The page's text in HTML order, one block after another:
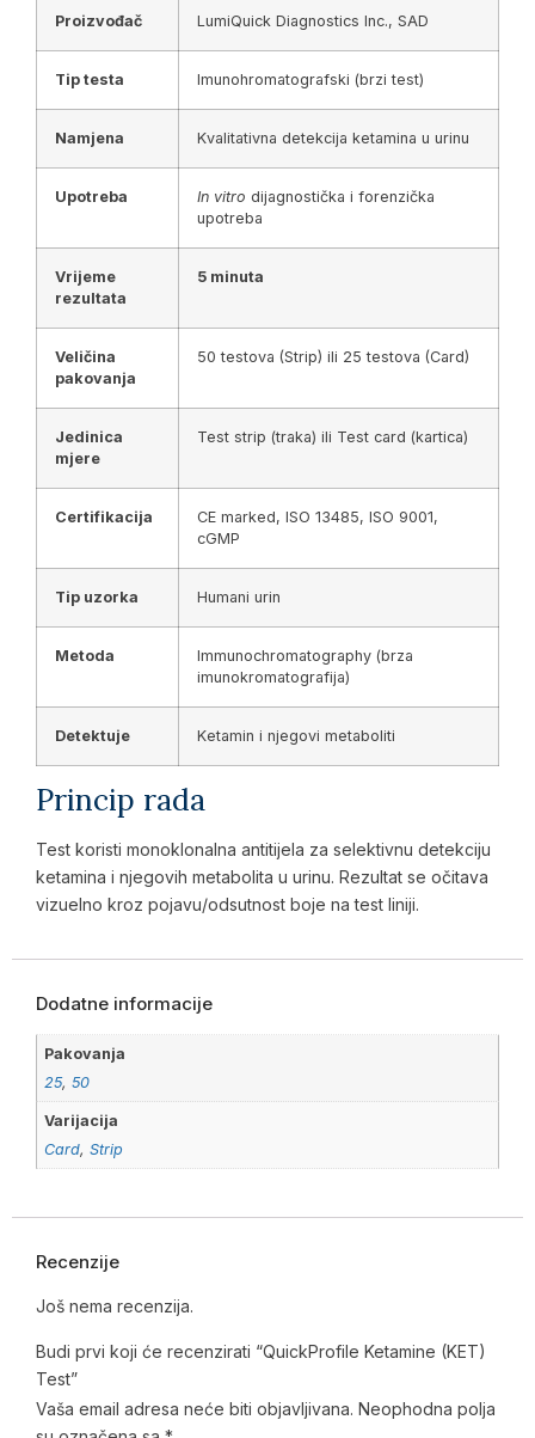
Proizvođač LumiQuick Diagnostics Inc., SAD
Tip testa Imunohromatografski (brzi test)
Namjena Kvalitativna detekcija ketamina u urinu
Upotreba In vitro dijagnostička i forenzička
upotreba
Vrijeme
rezultata
5 minuta
Veličina
pakovanja
50 testova (Strip) ili 25 testova (Card)
Jedinica
mjere
Test strip (traka) ili Test card (kartica)
Certifikacija
CE marked, ISO 13485, ISO 9001,
cGMP
Tip uzorka Humani urin
Metoda
Immunochromatography (brza
imunokromatografija)
Detektuje Ketamin i njegovi metaboliti
Princip rada
Test koristi monoklonalna antitijela za selektivnu detekciju
ketamina i njegovih metabolita u urinu. Rezultat se očitava
vizuelno kroz pojavu/odsutnost boje na test liniji.
Dodatne informacije
Pakovanja
25,50
Varijacija
Card,Strip
Recenzije
Još nema recenzija.
Budi prvi koji će recenzirati “QuickProfile Ketamine (KET)
Test”
Vaša email adresa neće biti objavljivana. Neophodna polja